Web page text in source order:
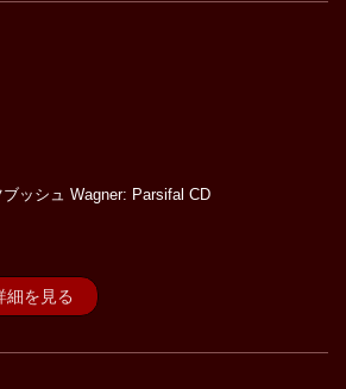
ッシュ Wagner: Parsifal CD
細を見る